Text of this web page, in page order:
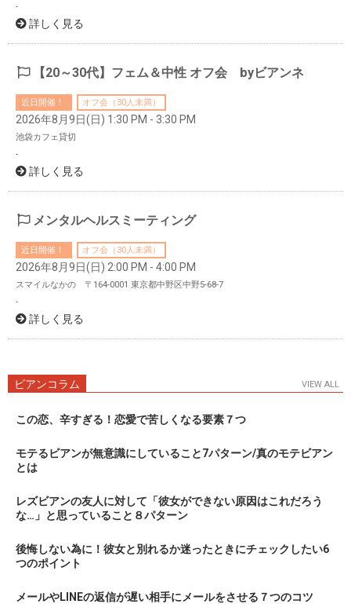
-
詳しく見る
【20～30代】フェム＆中性 オフ会 byビアンネ
近日開催！ オフ会（30人未満）
2026年8月9日(日) 1:30 PM - 3:30 PM
池袋カフェ貸切
-
詳しく見る
メンタルヘルスミーティング
近日開催！ オフ会（30人未満）
2026年8月9日(日) 2:00 PM - 4:00 PM
スマイルなかの 〒164-0001 東京都中野区中野5-68-7
-
詳しく見る
ビアンコラム VIEW ALL
この恋、辛すぎる！恋愛で苦しくなる要素７つ
モテるビアンが無意識にしていること7パターン/真のモテビアン
とは
レズビアンの友人に対して「彼女ができない原因はこれだろう
な…」と思っていること８パターン
後悔しない為に！彼女と別れるか迷ったときにチェックしたい6
つのポイント
メールやLINEの返信が遅い相手にメールをさせる７つのコツ